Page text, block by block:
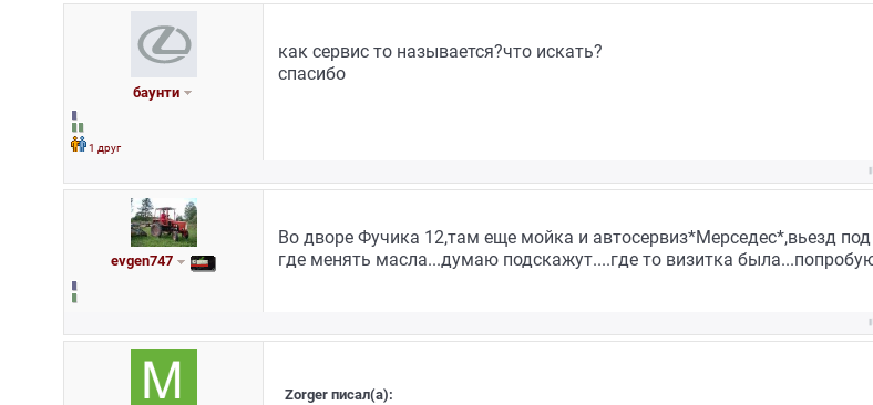
баунти
1 друг
как сервис то называется?что искать?
спасибо
evgen747
Во дворе Фучика 12,там еще мойка и автосервиз*Мерседес*,вьезд
где менять масла...думаю подскажут....где то визитка
Zorger писал(а):